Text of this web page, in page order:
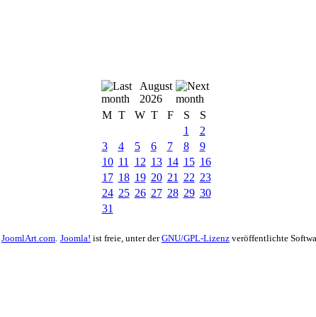
August
2026
M T W T F S
S
1
2
3
4 5 6 7 8
9
10 11 12 13 14 15 16
17 18 19 20 21 22 23
24 25 26 27 28 29 30
31
JoomlArt.com Joomla! ist freie, unter derGNU/GPL-Lizenz veröffentlichte